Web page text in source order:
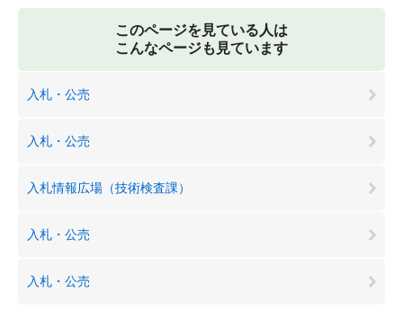
このページを見ている人は
こんなページも見ています
入札・公売
入札・公売
入札情報広場（技術検査課）
入札・公売
入札・公売